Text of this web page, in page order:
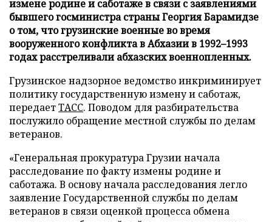
измене родине и саботаже в связи с заявлениями
бывшего госминистра страны Георгия Барамидзе
о том, что грузинские военные во время
вооруженного конфликта в Абхазии в 1992–1993
годах расстреливали абхазских военнопленных.
Грузинское надзорное ведомство инкриминирует
политику государственную измену и саботаж,
передаетТАСС. Поводом для разбирательства
послужило обращение местной службы по делам
ветеранов.
«Генеральная прокуратура Грузии начала
расследование по факту измены родине и
саботажа. В основу начала расследования легло
заявление Государственной службы по делам
ветеранов в связи оценкой процесса обмена